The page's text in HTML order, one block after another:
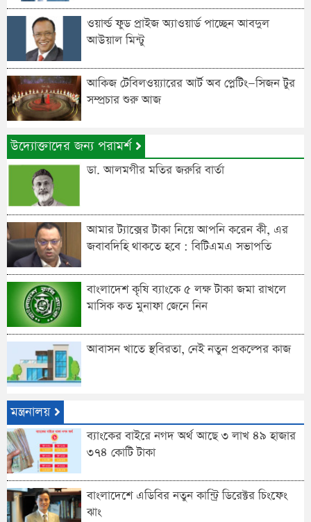
ওয়ার্ল্ড ফুড প্রাইজ অ্যাওয়ার্ড পাচ্ছেন আবদুল
আউয়াল মিন্টু
আকিজ টেবিলওয়্যারের আর্ট অব প্লেটিং—সিজন টুর
সম্প্রচার শুরু আজ
উদ্যোক্তাদের জন্য পরামর্শ
ডা. আলমগীর মতির জরুরি বার্তা
আমার ট্যাক্সের টাকা নিয়ে আপনি করেন কী, এর
জবাবদিহি থাকতে হবে : বিটিএমএ সভাপতি
বাংলাদেশ কৃষি ব্যাংকে ৫ লক্ষ টাকা জমা রাখলে
মাসিক কত মুনাফা জেনে নিন
আবাসন খাতে স্থবিরতা, নেই নতুন প্রকল্পের কাজ
মন্ত্রনালয়
ব্যাংকের বাইরে নগদ অর্থ আছে ৩ লাখ ৪৯ হাজার
৩৭৪ কোটি টাকা
বাংলাদেশে এডিবির নতুন কান্ট্রি ডিরেক্টর চিংফেং
ঝাং